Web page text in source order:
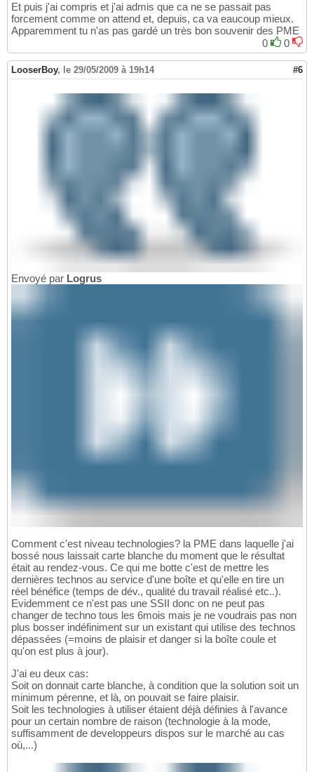
Et puis j'ai compris et j'ai admis que ca ne se passait pas
forcement comme on attend et, depuis, ca va eaucoup mieux.
Apparemment tu n'as pas gardé un très bon souvenir des PME
0
0
LooserBoy, le 29/05/2009 à 19h14 #6
Envoyé par Logrus
Comment c'est niveau technologies? la PME dans laquelle j'ai
bossé nous laissait carte blanche du moment que le résultat
était au rendez-vous. Ce qui me botte c'est de mettre les
dernières technos au service d'une boîte et qu'elle en tire un
réel bénéfice (temps de dév., qualité du travail réalisé etc..).
Evidemment ce n'est pas une SSII donc on ne peut pas
changer de techno tous les 6mois mais je ne voudrais pas non
plus bosser indéfiniment sur un existant qui utilise des technos
dépassées (=moins de plaisir et danger si la boîte coule et
qu'on est plus à jour).
J'ai eu deux cas:
Soit on donnait carte blanche, à condition que la solution soit un
minimum pérenne, et là, on pouvait se faire plaisir.
Soit les technologies à utiliser étaient déjà définies à l'avance
pour un certain nombre de raison (technologie à la mode,
suffisamment de developpeurs dispos sur le marché au cas
où,...)